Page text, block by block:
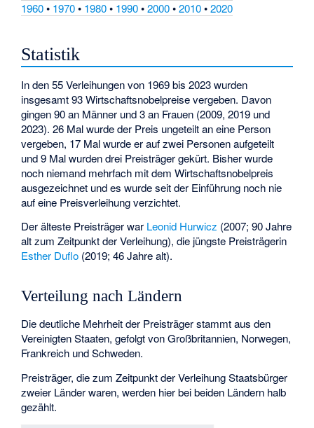
1960• 1970• 1980• 1990•2000•2010•2020
Statistik
In den 55 Verleihungen von 1969 bis 2023 wurden
insgesamt 93 Wirtschaftsnobelpreise vergeben. Davon
gingen 90 an Männer und 3 an Frauen (2009, 2019 und
2023). 26 Mal wurde der Preis ungeteilt an eine Person
vergeben, 17 Mal wurde er auf zwei Personen aufgeteilt
und 9 Mal wurden drei Preisträger gekürt. Bisher wurde
noch niemand mehrfach mit dem Wirtschaftsnobelpreis
ausgezeichnet und es wurde seit der Einführung noch nie
auf eine Preisverleihung verzichtet.
Der älteste Preisträger war Leonid Hurwicz (2007; 90 Jahre
alt zum Zeitpunkt der Verleihung), die jüngste Preisträgerin
Esther Duflo (2019; 46 Jahre alt).
Verteilung nach Ländern
Die deutliche Mehrheit der Preisträger stammt aus den
Vereinigten Staaten, gefolgt von Großbritannien, Norwegen,
Frankreich und Schweden.
Preisträger, die zum Zeitpunkt der Verleihung Staatsbürger
zweier Länder waren, werden hier bei beiden Ländern halb
gezählt.